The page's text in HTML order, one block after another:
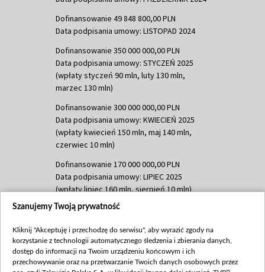
Dofinansowanie 49 848 800,00 PLN
Data podpisania umowy: LISTOPAD 2024
Dofinansowanie 350 000 000,00 PLN
Data podpisania umowy: STYCZEŃ 2025
(wpłaty styczeń 90 mln, luty 130 mln,
marzec 130 mln)
Dofinansowanie 300 000 000,00 PLN
Data podpisania umowy: KWIECIEŃ 2025
(wpłaty kwiecień 150 mln, maj 140 mln,
czerwiec 10 mln)
Dofinansowanie 170 000 000,00 PLN
Data podpisania umowy: LIPIEC 2025
(wpłaty lipiec 160 mln, sierpień 10 mln)
Dofinansowanie 60 000 000,00 PLN
(wpłata wrzesień 60 mln)
Dofinansowanie 635 783 051,21 PLN
Data podpisania umowy: WRZESIEŃ 2025
Szanujemy Twoją prywatność
Kliknij "Akceptuję i przechodzę do serwisu", aby wyrazić zgody na
korzystanie z technologii automatycznego śledzenia i zbierania danych,
dostęp do informacji na Twoim urządzeniu końcowym i ich
przechowywanie oraz na przetwarzanie Twoich danych osobowych przez